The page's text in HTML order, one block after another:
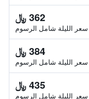
362 ﷼
سعر الليلة شامل الرسوم
384 ﷼
سعر الليلة شامل الرسوم
435 ﷼
سعر الليلة شامل الرسوم